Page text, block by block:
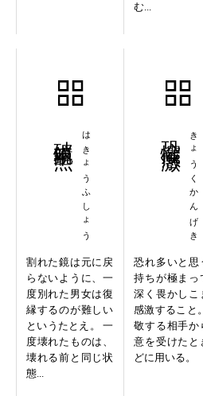
む...
はきょうふしょう
割れた鏡は元に戻
らないように、一
度別れた男女は復
縁するのが難しい
というたとえ。 一
度壊れたものは、
壊れる前と同じ状
態...
きょうくかんげき
恐れ多いと思
持ちが極まっ
深く畏かしこ
感激すること
敬する相手か
意を受けたと
どに用いる。